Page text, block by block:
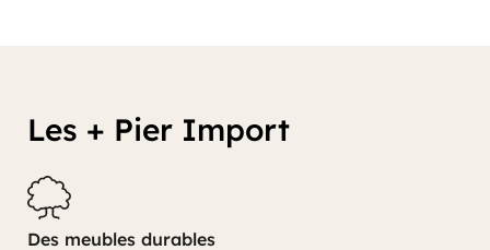
Les + Pier Import
Des meubles durables